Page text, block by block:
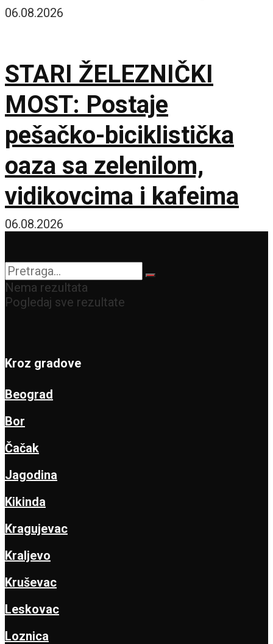
nego što se mislilo
06.08.2026
STARI ŽELEZNIČKI
MOST: Postaje
pešačko-biciklistička
oaza sa zelenilom,
vidikovcima i kafeima
06.08.2026
Nema rezultata
Pogledaj sve rezultate
Kroz gradove
Beograd
Bor
Čačak
Jagodina
Kikinda
Kragujevac
Kraljevo
Kruševac
Leskovac
Loznica